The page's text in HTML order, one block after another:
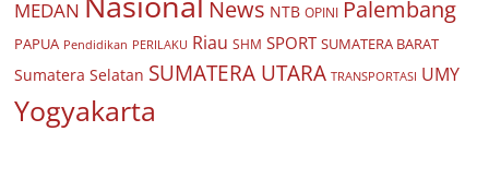
MEDAN News NTB OPINI Palembang
PAPUA Pendidikan PERILAKU Riau SHM SPORT SUMATERA BARAT
Sumatera Selatan SUMATERA UTARA TRANSPORTASI UMY
Yogyakarta